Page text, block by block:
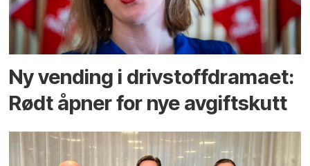
Ny vending i drivstoffdramaet:
Rødt åpner for nye avgiftskutt